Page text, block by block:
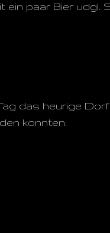
paar Bier udgl.
das heurige
konnten.